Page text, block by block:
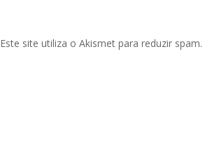
Este site utiliza o Akismet para reduzir spam.